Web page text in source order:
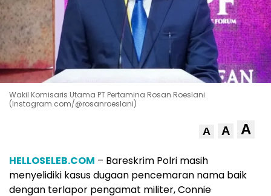
Wakil Komisaris Utama PT Pertamina Rosan Roeslani.
(Instagram.com/@rosanroeslani)
A A A
HELLOSELEB.COM – Bareskrim Polri masih
menyelidiki kasus dugaan pencemaran nama baik
dengan terlapor pengamat militer, Connie